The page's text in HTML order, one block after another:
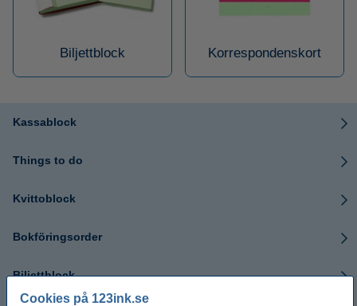
Cookies på 123ink.se
Biljettblock Korrespondenskort
Kassablock
Things to do
Kvittoblock
Bokföringsorder
Biljettblock